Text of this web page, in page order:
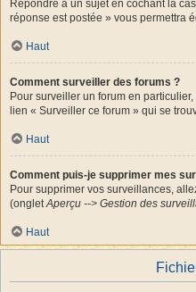
Répondre à un sujet en cochant la
réponse est postée » vous permettra
Haut
Comment surveiller des forums ?
Pour surveiller un forum en
lien « Surveiller ce forum » qui se
Haut
Comment puis-je supprimer mes
Pour supprimer vos surveillances,
(ongletAperçu --> Gestion des
Haut